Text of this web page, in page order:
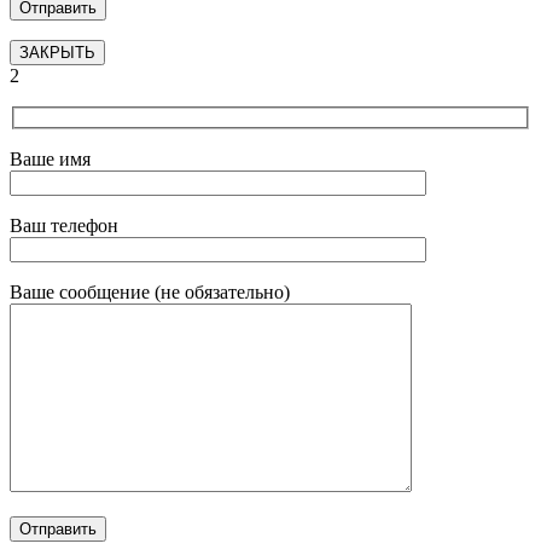
ЗАКРЫТЬ
2
Ваше имя
Ваш телефон
Ваше сообщение (не обязательно)